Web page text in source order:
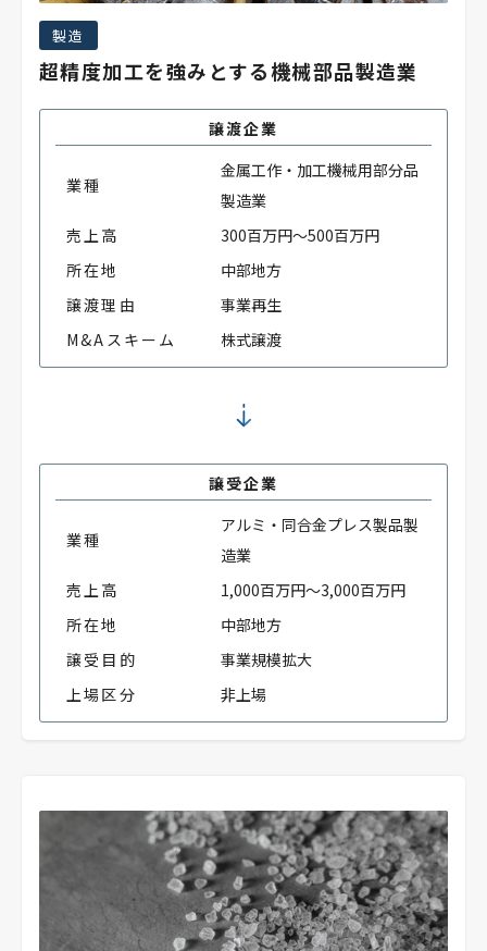
製造
超精度加工を強みとする機械部品製造業
譲渡企業
業種
金属工作・加工機械用部分品
製造業
売上高
300百万円～500百万円
所在地
中部地方
譲渡理由
事業再生
M&Aスキーム
株式譲渡
譲受企業
業種
アルミ・同合金プレス製品製
造業
売上高
1,000百万円～3,000百万円
所在地
中部地方
譲受目的
事業規模拡大
上場区分
非上場